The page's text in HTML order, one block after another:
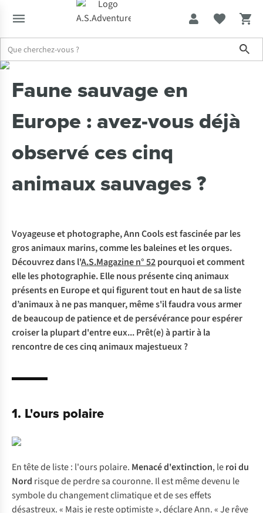
Faune sauvage en
Europe : avez-vous déjà
observé ces cinq
animaux sauvages ?
Voyageuse et photographe,Ann Coolsest fascinée par les
gros animaux marins, comme les baleines et les orques.
Découvrez dans l'A.S.Magazine n° 52pourquoi et comment
elle les photographie. Elle nous présente cinq animaux
présents en Europe et qui figurent tout en haut de sa liste
d’animaux à ne pas manquer, même s'il faudra vous armer
de beaucoup de patience et de persévérance pour espérer
croiser la plupart d'entre eux... Prêt(e) à partir à la
rencontre de ces cinq animaux majestueux ?
1. L'ours polaire
En tête de liste : l'ours polaire. Menacé d'extinction, leroi du
Nord risque de perdre sa couronne. Il est même devenu le
symbole du changement climatique et de ses effets
désastreux. « Mais je reste optimiste », déclare Ann. « Je rêve